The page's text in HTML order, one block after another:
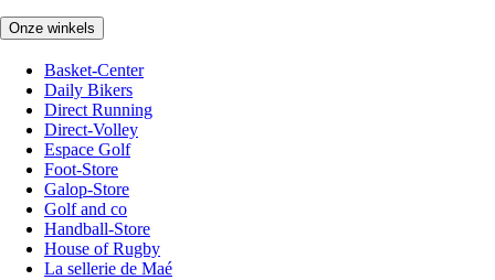
Onze winkels
Basket-Center
Daily Bikers
Direct Running
Direct-Volley
Espace Golf
Foot-Store
Galop-Store
Golf and co
Handball-Store
House of Rugby
La sellerie de Maé